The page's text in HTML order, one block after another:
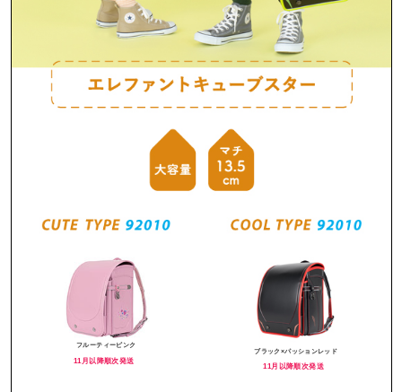
フルーティーピンク
11月以降順次発送
ブラック×パッションレッド
11月以降順次発送